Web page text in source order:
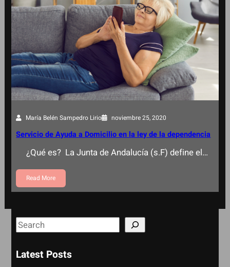
María Belén Sampedro Lirio noviembre 25, 2020
Servicio de Ayuda a Domicilio en la ley de la dependencia
¿Qué es? La Junta de Andalucía (s.F) define el…
Read More
S
e
aLatest Posts